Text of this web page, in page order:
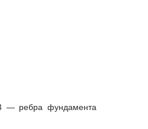
— ребра фундамента